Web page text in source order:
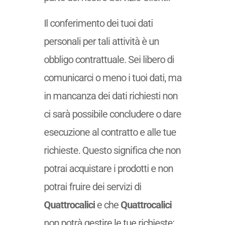
Il conferimento dei tuoi dati
personali per tali attività è un
obbligo contrattuale. Sei libero di
comunicarci o meno i tuoi dati, ma
in mancanza dei dati richiesti non
ci sarà possibile concludere o dare
esecuzione al contratto e alle tue
richieste. Questo significa che non
potrai acquistare i prodotti e non
potrai fruire dei servizi di
Quattrocalicie cheQuattrocalici